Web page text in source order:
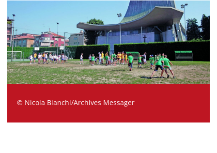
© Nicola Bianchi/Archives Messager